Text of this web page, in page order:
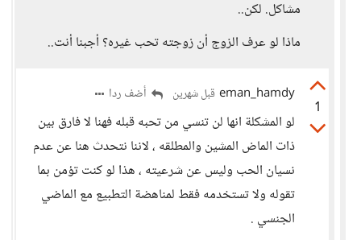
مشاكل. لكن..
ماذا لو عرف الزوج أن زوجته تحب غيره؟ أجبنا أنت..
1
eman_hamdy قبل شهرين أضف ردا
لو المشكلة انها لن تنسي من تحبه قبله فهنا لا فارق بين
ذات الماض المشين والمطلقه ، لاننا نتحدث هنا عن عدم
نسيان الحب وليس عن شرعيته ، هذا لو كنت تؤمن بما
تقوله ولا تستخدمه فقط لمناهضة التطبيع مع الماضي
الجنسي .